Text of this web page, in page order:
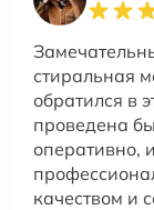
стиральная
обратился в
проведена
оперативно,
качеством и